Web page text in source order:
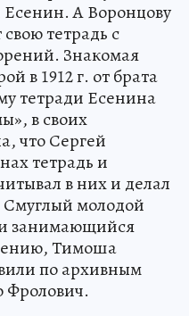
А Воронцову
тетрадь с
Знакомая
в 1912 г. от брата
тетради Есенина
в своих
что Сергей
тетрадь и
в них и делал
молодой
занимающийся
Тимоша
по архивным
Фролович.